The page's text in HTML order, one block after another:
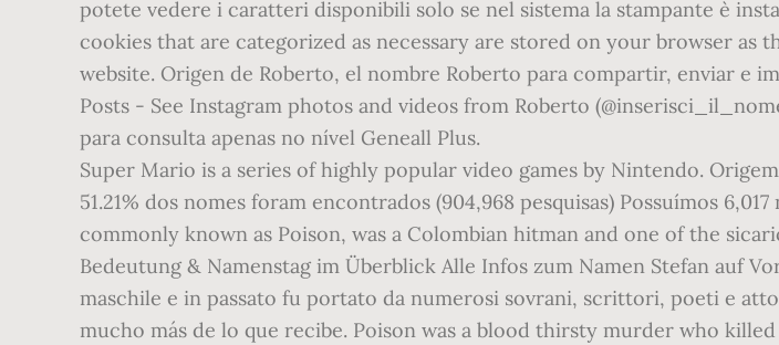
Super Mario is a series of highly popular video games by Nintendo.
51.21% dos nomes foram encontrados (904,968 pesquisas) Possuímos
commonly known as Poison, was a Colombian hitman and one of the
Bedeutung & Namenstag im Überblick Alle Infos zum Namen Stefan auf
maschile e in passato fu portato da numerosi sovrani, scrittori, poeti e
mucho más de lo que recibe. Poison was a blood thirsty murder who